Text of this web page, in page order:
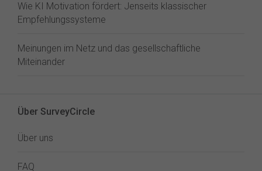
Wie KI Motivation fördert: Jenseits klassischer
Empfehlungssysteme
Meinungen im Netz und das gesellschaftliche
Miteinander
Über SurveyCircle
Über uns
FAQ